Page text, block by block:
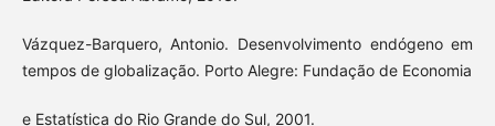
Vázquez-Barquero, Antonio. Desenvolvimento endógeno em
tempos de globalização. Porto Alegre: Fundação de Economia
e Estatística do Rio Grande do Sul, 2001.